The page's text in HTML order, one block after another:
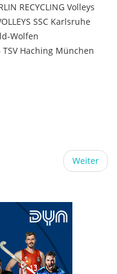
RECYCLING Volleys
SSC Karlsruhe
Wolfen
TSV Haching München
Weiter